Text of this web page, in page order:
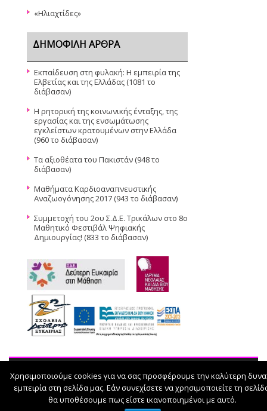
«Ηλιαχτίδες»
ΔΗΜΟΦΙΛΉ ΆΡΘΡΑ
Εκπαίδευση στη φυλακή: Η εμπειρία της
Ελβετίας και της Ελλάδας (1081 το
διάβασαν)
Η ρητορική της κοινωνικής ένταξης, της
εργασίας και της ενσωμάτωσης
εγκλείστων κρατουμένων στην Ελλάδα
(960 το διάβασαν)
Τα αξιοθέατα του Πακιστάν (948 το
διάβασαν)
Μαθήματα Καρδιοαναπνευστικής
Αναζωογόνησης 2017 (943 το διάβασαν)
Συμμετοχή του 2ου Σ.Δ.Ε. Τρικάλων στο 8ο
Μαθητικό Φεστιβάλ Ψηφιακής
Δημιουργίας! (833 το διάβασαν)
© 2026
Χρησιμοποιούμε cookies για να σας προσφέρουμε την καλύτερη
εμπειρία στη σελίδα μας. Εάν συνεχίσετε να χρησιμοποιείτε τη
θα υποθέσουμε πως είστε ικανοποιημένοι με αυτό.